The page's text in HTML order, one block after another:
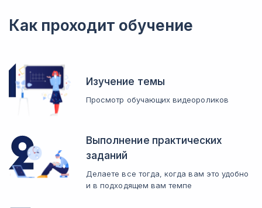
Как проходит обучение
Изучение темы
Просмотр обучающих видеороликов
Выполнение практических
заданий
Делаете все тогда, когда вам это удобно
и в подходящем вам темпе